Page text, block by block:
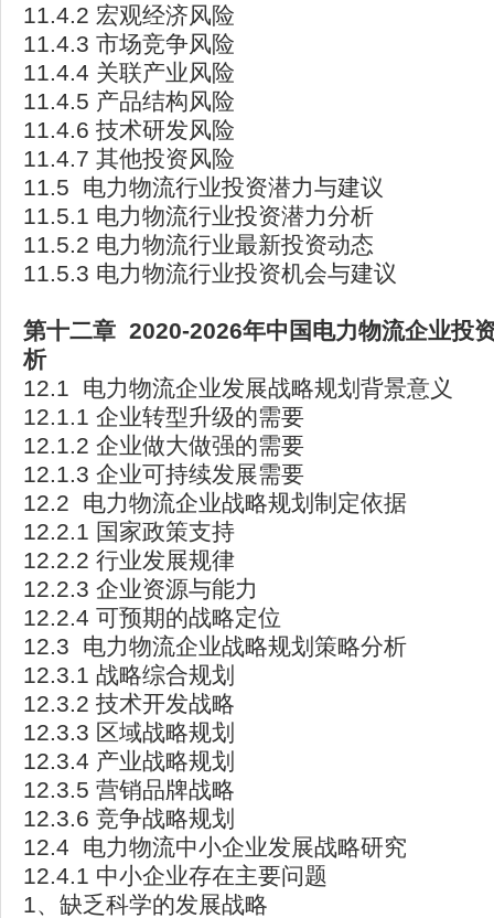
11.4.2 宏观经济风险
11.4.3 市场竞争风险
11.4.4 关联产业风险
11.4.5 产品结构风险
11.4.6 技术研发风险
11.4.7 其他投资风险
11.5 电力物流行业投资潜力与建议
11.5.1 电力物流行业投资潜力分析
11.5.2 电力物流行业最新投资动态
11.5.3 电力物流行业投资机会与建议
第十二章 2020-2026年中国电力物流企业投
析
12.1 电力物流企业发展战略规划背景意义
12.1.1 企业转型升级的需要
12.1.2 企业做大做强的需要
12.1.3 企业可持续发展需要
12.2 电力物流企业战略规划制定依据
12.2.1 国家政策支持
12.2.2 行业发展规律
12.2.3 企业资源与能力
12.2.4 可预期的战略定位
12.3 电力物流企业战略规划策略分析
12.3.1 战略综合规划
12.3.2 技术开发战略
12.3.3 区域战略规划
12.3.4 产业战略规划
12.3.5 营销品牌战略
12.3.6 竞争战略规划
12.4 电力物流中小企业发展战略研究
12.4.1 中小企业存在主要问题
1、缺乏科学的发展战略